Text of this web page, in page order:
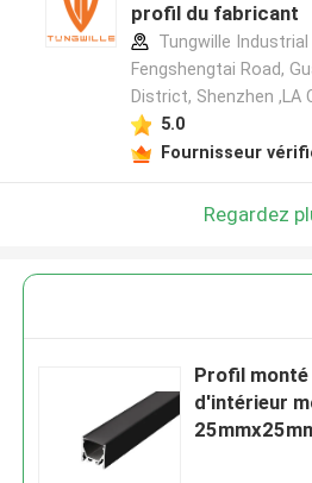
profil du fabricant
Tungwille Industrial
Fengshengtai Road,
District, Shenzhen ,LA
5.0
Fournisseur
Regardez
Profil
d'intérieur